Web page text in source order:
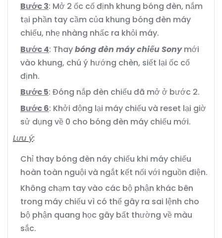
Bước 3: Mở 2 ốc cố định khung bóng đèn, nắm
tại phần tay cầm của khung bóng đèn máy
chiếu, nhẹ nhàng nhấc ra khỏi máy.
Bước 4: Thaybóng đèn máy chiếu Sonymới
vào khung, chú ý hướng chèn, siết lại ốc cố
định.
Bước 5: Đóng nắp đèn chiếu đã mở ở bước 2.
Bước 6: Khởi động lại máy chiếu và reset lại giờ
sử dụng về 0 cho bóng đèn máy chiếu mới.
Lưu ý:
Chỉ thay bóng đèn náy chiếu khi máy chiếu
hoàn toàn nguội và ngắt kết nối với nguồn điện.
Không chạm tay vào các bộ phận khác bên
trong máy chiếu vì có thể gây ra sai lệnh cho
bộ phận quang học gây bất thường về màu
sắc.